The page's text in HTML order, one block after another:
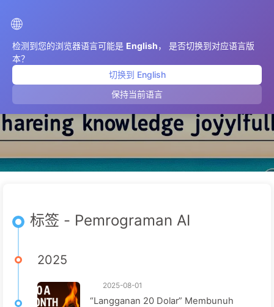
🌐
检测到您的浏览器语言可能是 English， 是否切换到对应语言版
本？
切换到 English
保持当前语言
Pemrograman AI
标签 - Pemrograman AI
2025
2025-08-01
“Langganan 20 Dolar” Membunuh